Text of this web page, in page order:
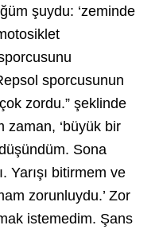
şuydu: ‘zeminde
sporcusunun
zordu.” şeklinde
zaman, ‘büyük bir
Sona
Yarışı bitirmem ve
zorunluydu.’ Zor
istemedim. Şans